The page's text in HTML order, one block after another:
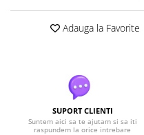
Adauga la Favorite
SUPORT CLIENTI
Suntem aici sa te ajutam si sa iti
raspundem la orice intrebare